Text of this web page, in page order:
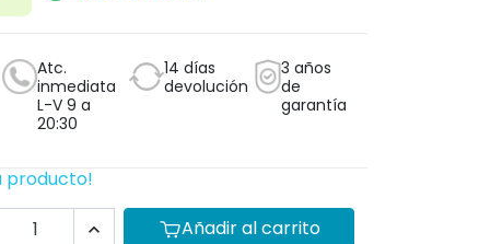
Atc.
inmediata
L-V 9 a
20:30
14 días
devolución
3 años
de
garantía
producto!
 Añadir al carrito